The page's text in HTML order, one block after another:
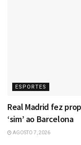
ESPORTES
Real Madrid fez
‘sim’ ao Barcelona
AGOSTO 7, 2026